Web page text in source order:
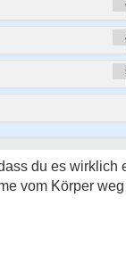
du es wirklich
vom Körper weg